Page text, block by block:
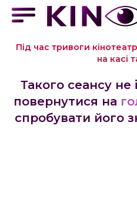
Під час тривоги
на касі
Такого сеансу не
повернутися на
спробувати його